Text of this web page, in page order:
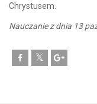
Chrystusem.
Nauczanie z dnia 13